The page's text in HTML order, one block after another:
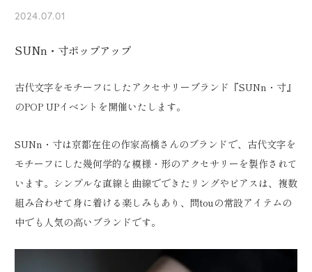
2024.07.01
SUNn・寸ポップアップ
古代文字をモチーフにしたアクセサリーブランド『SUNn・寸』
のPOP UPイベントを開催いたします。
SUNn・寸は京都在住の作家高橋さんのブランドで、古代文字を
モチーフにした幾何学的な模様・形のアクセサリーを製作されて
います。シンプルな直線と曲線でできたリングやピアスは、複数
組み合わせて身に着ける楽しみもあり、問touの常設アイテムの
中でも人気の高いブランドです。